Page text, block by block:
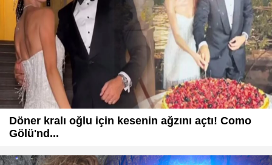
Döner kralı oğlu için kesenin ağzını açtı! Como
Gölü'nd...